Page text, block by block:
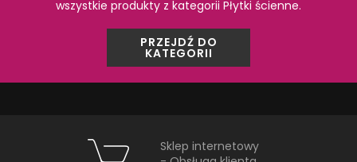
PRODUKTY Z KOLEKCJI
wszystkie produkty z kategorii Płytki ścienne.
PRZEJDŹ DO
KATEGORII
Sklep internetowy